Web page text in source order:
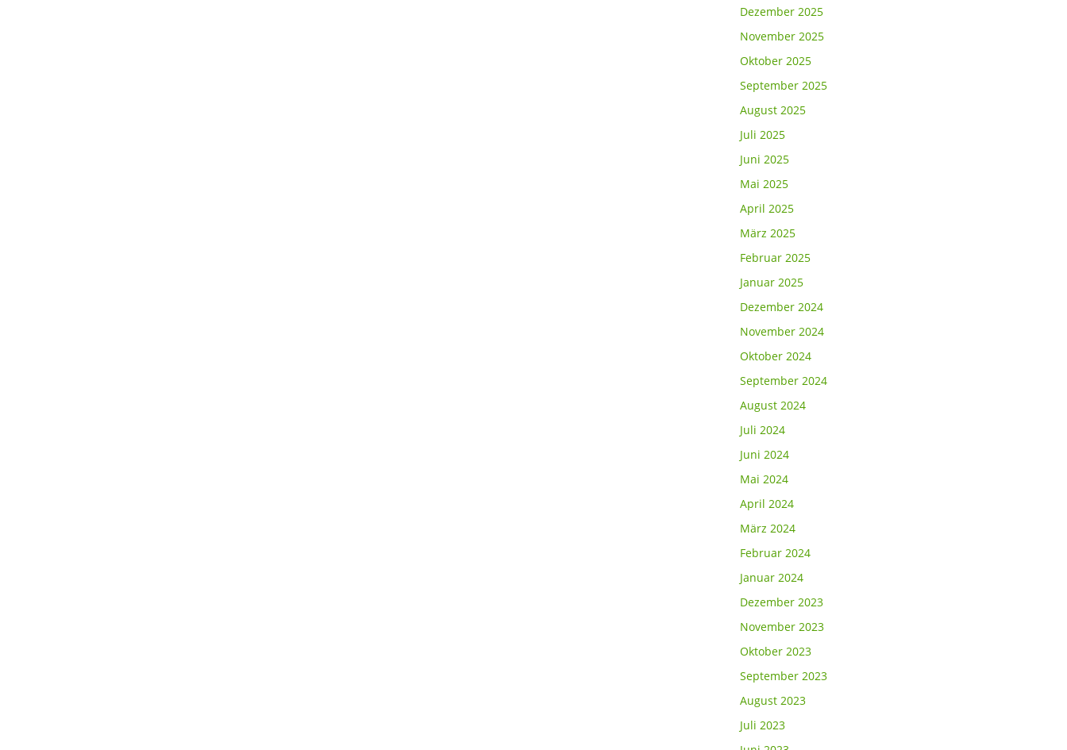
Dezember 2025
November 2025
Oktober 2025
September 2025
August 2025
Juli 2025
Juni 2025
Mai 2025
April 2025
März 2025
Februar 2025
Januar 2025
Dezember 2024
November 2024
Oktober 2024
September 2024
August 2024
Juli 2024
Juni 2024
Mai 2024
April 2024
März 2024
Februar 2024
Januar 2024
Dezember 2023
November 2023
Oktober 2023
September 2023
August 2023
Juli 2023